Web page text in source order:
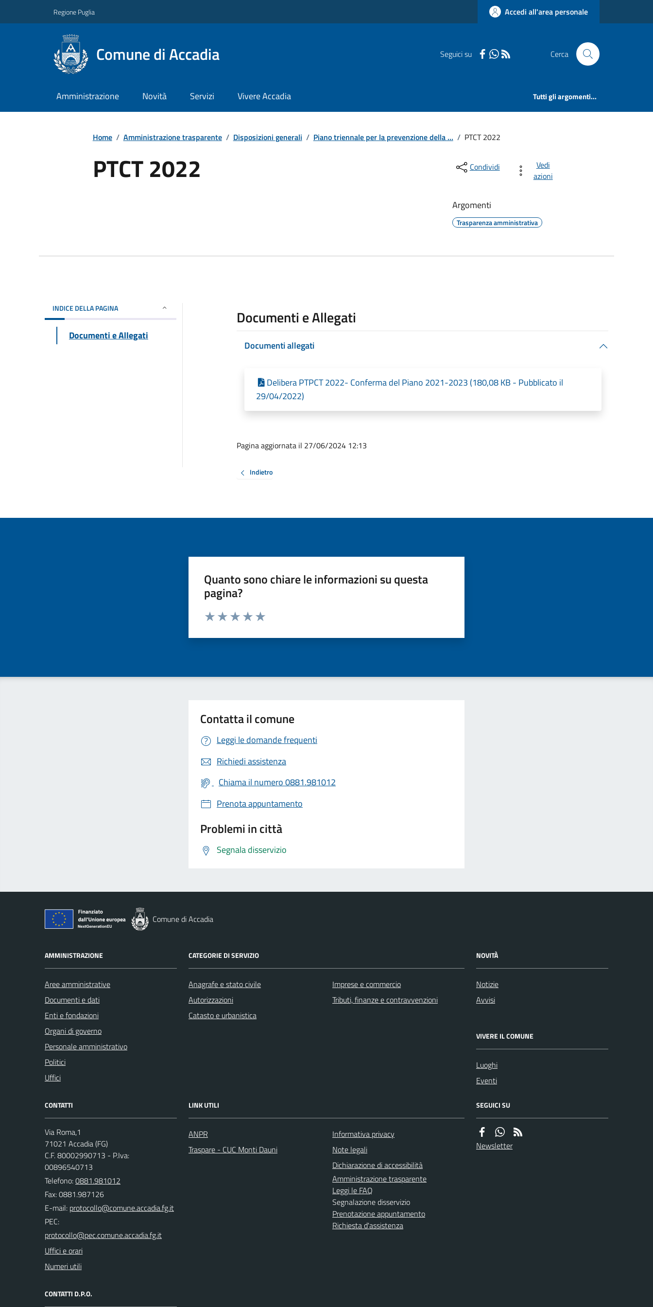
Regione Puglia Accedi all'area personale
Comune di Accadia Seguici su Cerca
Amministrazione Novità Servizi Vivere Accadia Tutti gli argomenti...
Home / Amministrazione trasparente / Disposizioni generali / Piano triennale per la prevenzione della ... / PTCT 2022
PTCT 2022 Condividi
Vedi
azioni
Argomenti
Trasparenza amministrativa
INDICE DELLA PAGINA
Documenti e Allegati
Documenti e Allegati
Documenti allegati
Delibera PTPCT 2022- Conferma del Piano 2021-2023 (180,08 KB - Pubblicato il
29/04/2022)
Pagina aggiornata il 27/06/2024 12:13
Indietro
Quanto sono chiare le informazioni su questa
pagina?
Valuta da 1 a 5 stelle la pagina
Contatta il comune
Leggi le domande frequenti
Richiedi assistenza
Chiama il numero 0881.981012
Prenota appuntamento
Problemi in città
Segnala disservizio
Comune di Accadia
AMMINISTRAZIONE
Aree amministrative
Documenti e dati
Enti e fondazioni
Organi di governo
Personale amministrativo
Politici
Uffici
CATEGORIE DI SERVIZIO
Anagrafe e stato civile
Autorizzazioni
Catasto e urbanistica
Imprese e commercio
Tributi, finanze e contravvenzioni
NOVITÀ
Notizie
Avvisi
VIVERE IL COMUNE
Luoghi
Eventi
CONTATTI
Via Roma,1
71021 Accadia (FG)
C.F. 80002990713 - P.Iva:
00896540713
Telefono:0881.981012
Fax: 0881.987126
E-mail:
PEC:
Uffici e orari
Numeri utili
CONTATTI D.P.O.
LINK UTILI
ANPR
Traspare - CUC Monti Dauni
Informativa privacy
Note legali
Dichiarazione di accessibilità
Amministrazione trasparente
Leggi le FAQ
Segnalazione disservizio
Prenotazione appuntamento
Richiesta d'assistenza
SEGUICI SU
Newsletter